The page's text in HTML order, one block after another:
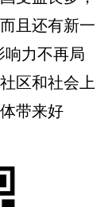
且还有新一
力不再局
区和社会上
带来好